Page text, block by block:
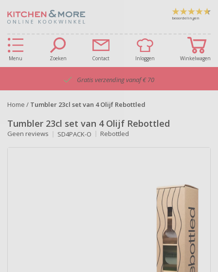
beoordelingen
Menu Zoeken Contact Inloggen Winkelwagen
Gratis verzending vanaf € 70
Home / Tumbler 23cl set van 4 Olijf Rebottled
Tumbler 23cl set van 4 Olijf Rebottled
Geen reviews SD4PACK-O Rebottled